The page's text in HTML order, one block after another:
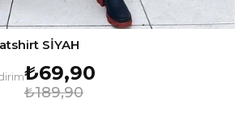
SİYAH
₺189,90
₺69,90